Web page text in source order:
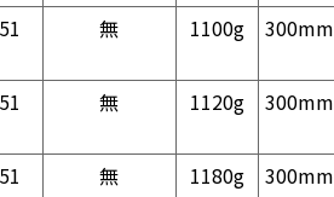
51 無 1100g 300mm
51 無 1120g 300mm
51 無 1180g 300mm